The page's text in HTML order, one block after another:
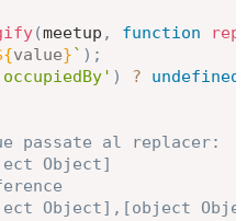
(meetup , function
value}` ) ;
) ?
undefined
passate al replacer:
Object]
Object],[object